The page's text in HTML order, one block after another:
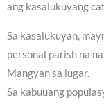
ang kasalukuyang
Sa kasalukuyan,
personal parish na
Mangyan sa lugar.
Sa kabuuang